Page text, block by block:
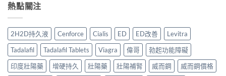
熱點關注
2H2D持久液 Cenforce Cialis ED ED改善
Levitra
Tadalafil
Tadalafil Tablets Viagra 偉哥
勃起功能障礙
印度壯陽藥
增硬持久 壯陽藥 壯陽補腎 威而鋼
威而鋼價格